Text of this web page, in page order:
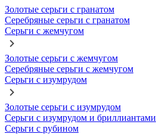
Золотые серьги с гранатом
Серебряные серьги с гранатом
Серьги с жемчугом
Золотые серьги с жемчугом
Серебряные серьги с жемчугом
Серьги с изумрудом
Золотые серьги с изумрудом
Серьги с изумрудом и бриллиантами
Серьги с рубином